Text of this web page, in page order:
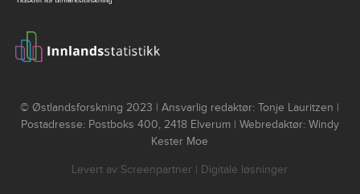
© Østlandsforskning 2023 | Ansvarlig redaktør: Tonje Lauritzen |
Postadresse: Postboks 400, 2418 Elverum | Webredaktør: Windy
Kester Moe
Levert av Screenpartner | Digitale løsninger